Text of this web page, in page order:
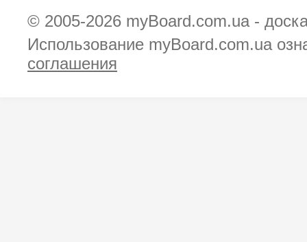
© 2005-2026 myBoard.com.ua -
Использование myBoard.com.ua
соглашения